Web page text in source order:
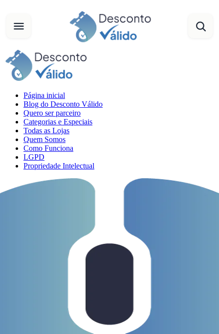
Página inicial
Blog do Desconto Válido
Quero ser parceiro
Categorias e Especiais
Todas as Lojas
Quem Somos
Como Funciona
LGPD
Propriedade Intelectual